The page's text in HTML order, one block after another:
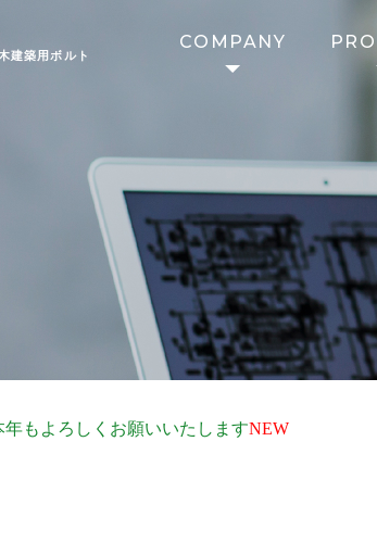
建築用ボルト
COMPANY
年もよろしくお願いいたしますNEW